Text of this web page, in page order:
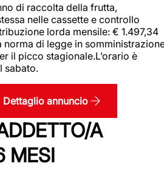
di raccolta della frutta,
nelle cassette e controllo
lorda mensile: € 1.497,34
norma di legge in
il picco stagionale.L’orario è
sabato.
Dettaglio annuncio
A
MESI